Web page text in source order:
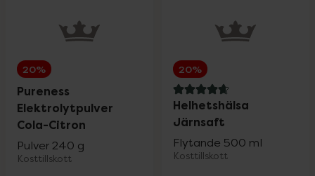
20%
Pureness
Elektrolytpulver
Cola-Citron
Pulver 240 g
Kosttillskott
20%
4.7 av 5 i omdöme
Helhetshälsa
Järnsaft
Flytande 500 ml
Kosttillskott